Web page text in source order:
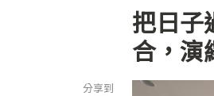
把日子
合，演
分享到